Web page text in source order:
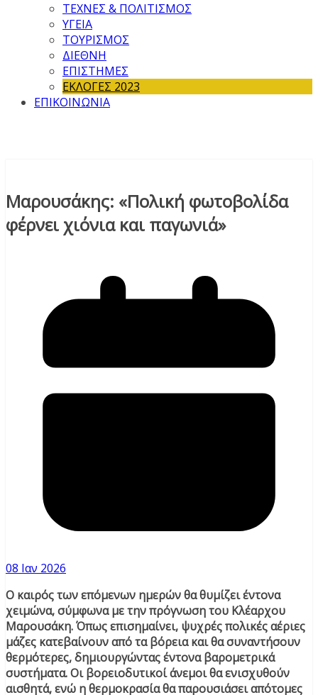
ΤΕΧΝΕΣ & ΠΟΛΙΤΙΣΜΟΣ
ΥΓΕΙΑ
ΤΟΥΡΙΣΜΟΣ
ΔΙΕΘΝΗ
ΕΠΙΣΤΗΜΕΣ
ΕΚΛΟΓΕΣ 2023
ΕΠΙΚΟΙΝΩΝΙΑ
Μαρουσάκης: «Πολική φωτοβολίδα
φέρνει χιόνια και παγωνιά»
08 Ιαν 2026
Ο καιρός των επόμενων ημερών θα θυμίζει έντονα
χειμώνα, σύμφωνα με την πρόγνωση του Κλέαρχου
Μαρουσάκη. Όπως επισημαίνει, ψυχρές πολικές αέριες
μάζες κατεβαίνουν από τα βόρεια και θα συναντήσουν
θερμότερες, δημιουργώντας έντονα βαρομετρικά
συστήματα. Οι βορειοδυτικοί άνεμοι θα ενισχυθούν
αισθητά, ενώ η θερμοκρασία θα παρουσιάσει απότομες